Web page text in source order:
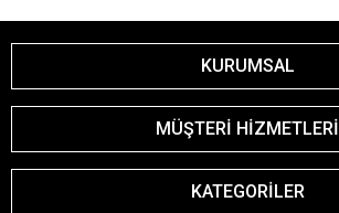
KURUMSAL
MÜŞTERİ HİZMETLERİ
KATEGORİLER